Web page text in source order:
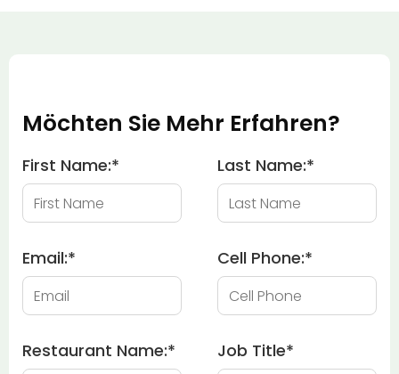
Möchten Sie Mehr Erfahren?
First Name:* Last Name:*
Email:* Cell Phone:*
Restaurant Name:* Job Title*